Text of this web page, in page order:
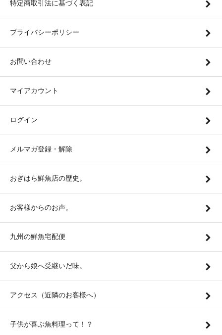
特定商取引法に基づく表記
プライバシーポリシー
お問い合わせ
マイアカウント
ログイン
メルマガ登録・解除
おぎはら鮮魚店の歴史。
お客様からのお声。
九州の鮮魚宅配便
父から娘へ受継いだ味。
アクセス（近隣のお客様へ）
子供が喜ぶ魚料理って！？